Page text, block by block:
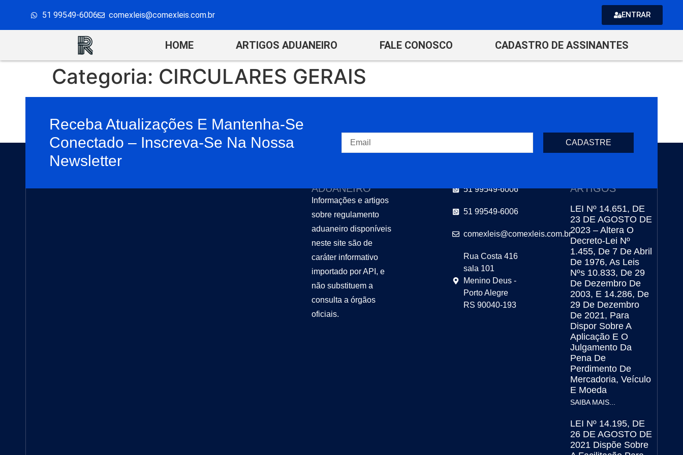
51 99549-6006 comexleis@comexleis.com.br ENTRAR
HOME ARTIGOS ADUANEIRO FALE CONOSCO CADASTRO DE ASSINANTES
Categoria: CIRCULARES GERAIS
Receba Atualizações E Mantenha-Se
Conectado – Inscreva-Se Na Nossa
Newsletter
CADASTRE
ADUANEIRO
Informações e artigos
sobre regulamento
aduaneiro disponíveis
neste site são de
caráter informativo
importado por API, e
não substituem a
consulta a órgãos
oficiais.
51 99549-6006
51 99549-6006
comexleis@comexleis.com.br
Rua Costa 416
sala 101
Menino Deus -
Porto Alegre
RS 90040-193
ARTIGOS
LEI Nº 14.651, DE
23 DE AGOSTO DE
2023 – Altera O
Decreto-Lei Nº
1.455, De 7 De Abril
De 1976, As Leis
Nºs 10.833, De 29
De Dezembro De
2003, E 14.286, De
29 De Dezembro
De 2021, Para
Dispor Sobre A
Aplicação E O
Julgamento Da
Pena De
Perdimento De
Mercadoria, Veículo
E Moeda
SAIBA MAIS...
LEI Nº 14.195, DE
26 DE AGOSTO DE
2021 Dispõe Sobre